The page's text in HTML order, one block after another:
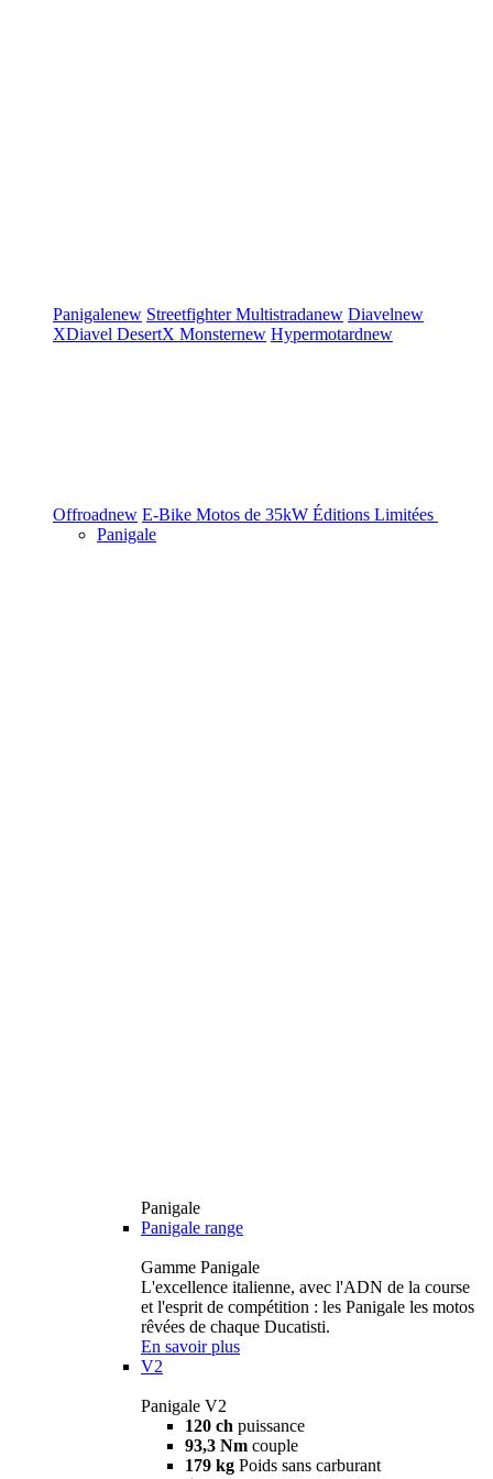
Panigalenew StreetfighterMultistradanew Diavelnew
XDiavel DesertX Monsternew Hypermotardnew
Offroadnew E-Bike Motos de 35kW Éditions Limitées
Panigale
Panigale
Panigale range
Gamme Panigale
L'excellence italienne, avec l'ADN de la course
et l'esprit de compétition : les Panigale les motos
rêvées de chaque Ducatisti.
En savoir plus
V2
Panigale V2
120 ch puissance
93,3 Nm couple
179 kg Poids sans carburant